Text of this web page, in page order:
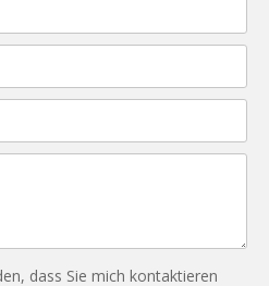
dass Sie mich kontaktieren